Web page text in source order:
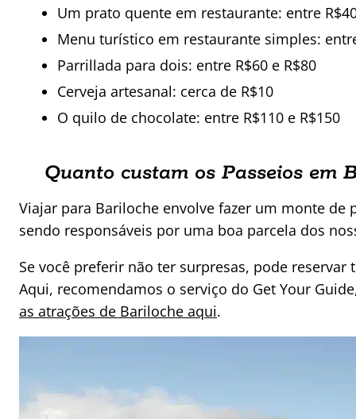
Um prato quente em restaurante: entre
Menu turístico em restaurante simples:
Parrillada para dois: entre R$60 e R$80
Cerveja artesanal: cerca de R$10
O quilo de chocolate: entre R$110 e R$150
Quanto custam os Passeios em
Viajar para Bariloche envolve fazer um monte de
sendo responsáveis por uma boa parcela dos
Se você preferir não ter surpresas, pode
Aqui, recomendamos o serviço do Get Your
as atrações de Bariloche aqui.